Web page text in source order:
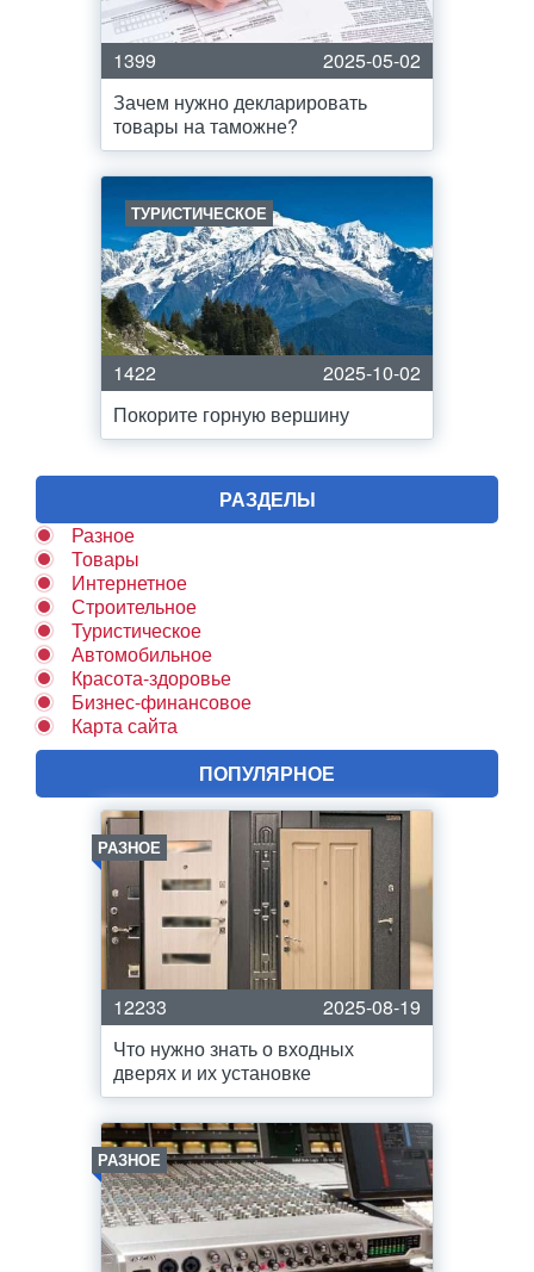
1399
2025-05-02
Зачем нужно декларировать
товары на таможне?
ТУРИСТИЧЕСКОЕ
1422
2025-10-02
Покорите горную вершину
РАЗДЕЛЫ
Разное
Товары
Интернетное
Строительное
Туристическое
Автомобильное
Красота-здоровье
Бизнес-финансовое
Карта сайта
ПОПУЛЯРНОЕ
РАЗНОЕ
12233
2025-08-19
Что нужно знать о входных
дверях и их установке
РАЗНОЕ